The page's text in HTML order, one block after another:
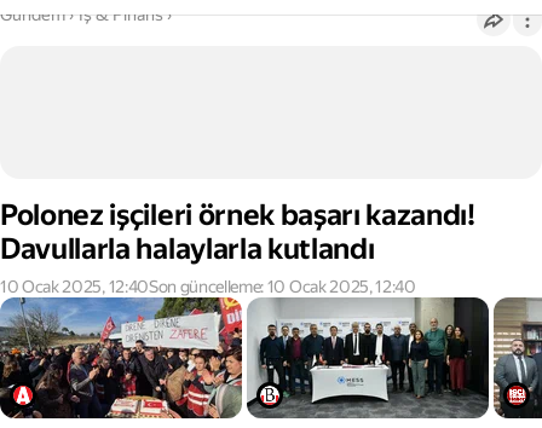
Buradasın
Gündem› İş & Finans›
Polonez işçileri örnek başarı kazandı!
Davullarla halaylarla kutlandı
10 Ocak 2025, 12:40Son güncelleme: 10 Ocak 2025, 12:40